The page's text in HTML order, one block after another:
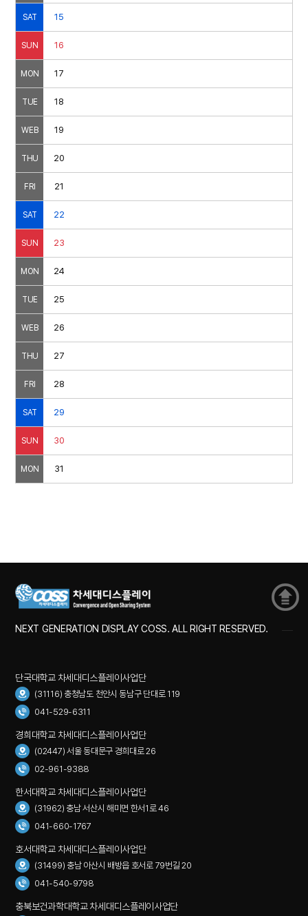
SAT 15
SUN 16
MON 17
TUE 18
WEB 19
THU 20
FRI 21
SAT 22
SUN 23
MON 24
TUE 25
WEB 26
THU 27
FRI 28
SAT 29
SUN 30
MON 31
NEXT GENERATION DISPLAY COSS. ALL RIGHT RESERVED.
단국대학교 차세대디스플레이사업단
(31116) 충청남도 천안시 동남구 단대로 119
041-529-6311
경희대학교 차세대디스플레이사업단
(02447) 서울 동대문구 경희대로 26
02-961-9388
한서대학교 차세대디스플레이사업단
(31962) 충남 서산시 해미면 한서1로 46
041-660-1767
호서대학교 차세대디스플레이사업단
(31499) 충남 아산시 배방읍 호서로 79번길 20
041-540-9798
충북보건과학대학교 차세대디스플레이사업단